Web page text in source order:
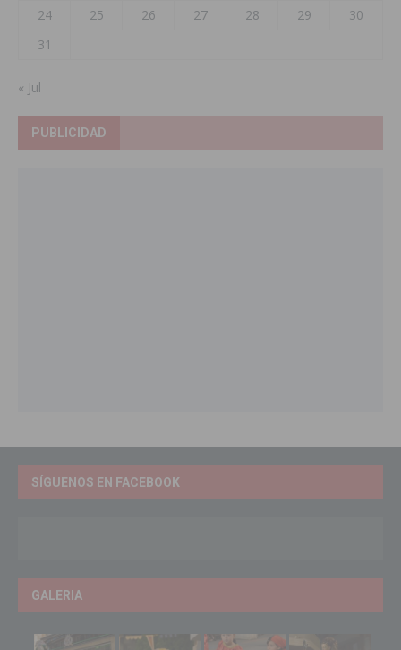
24
25 26 27 28 29
30
31
« Jul
PUBLICIDAD
SÍGUENOS EN FACEBOOK
GALERIA